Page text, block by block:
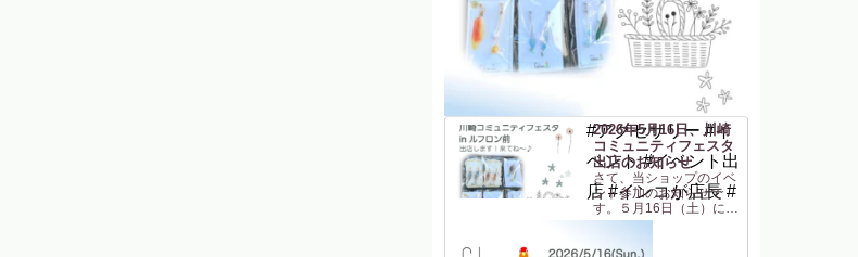
2026年5月16日、川崎
コミュニティフェスタ
出店のお知らせ
さて、当ショップのイベ
ント参加のお知らせで
す。５月16日（土）に
「川崎コミュニティフェ
参加します！JR川崎駅東
#アクセサリー #イ
ベント #イベント出
店 #インコが店長 #